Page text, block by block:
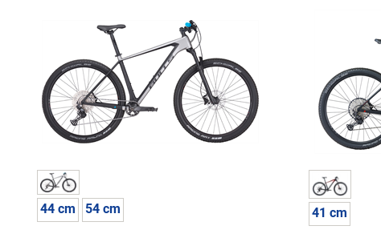
44 cm 54 cm 41 cm